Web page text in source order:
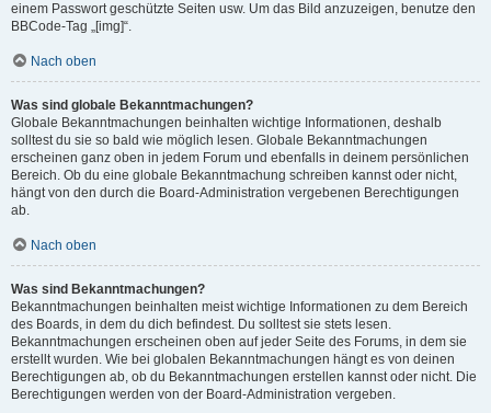
einem Passwort geschützte Seiten usw. Um das Bild anzuzeigen, benutze den
BBCode-Tag „[img]“.
Nach oben
Was sind globale Bekanntmachungen?
Globale Bekanntmachungen beinhalten wichtige Informationen, deshalb
solltest du sie so bald wie möglich lesen. Globale Bekanntmachungen
erscheinen ganz oben in jedem Forum und ebenfalls in deinem persönlichen
Bereich. Ob du eine globale Bekanntmachung schreiben kannst oder nicht,
hängt von den durch die Board-Administration vergebenen Berechtigungen
ab.
Nach oben
Was sind Bekanntmachungen?
Bekanntmachungen beinhalten meist wichtige Informationen zu dem Bereich
des Boards, in dem du dich befindest. Du solltest sie stets lesen.
Bekanntmachungen erscheinen oben auf jeder Seite des Forums, in dem sie
erstellt wurden. Wie bei globalen Bekanntmachungen hängt es von deinen
Berechtigungen ab, ob du Bekanntmachungen erstellen kannst oder nicht. Die
Berechtigungen werden von der Board-Administration vergeben.